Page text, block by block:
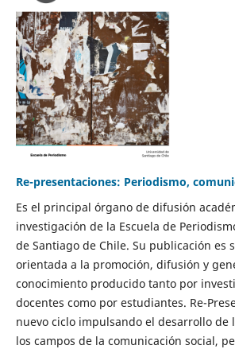
Re-presentaciones: Periodismo,
Es el principal órgano de difusión
investigación de la Escuela de
de Santiago de Chile. Su publicación es
orientada a la promoción, difusión y
conocimiento producido tanto por
docentes como por estudiantes. Re-
nuevo ciclo impulsando el desarrollo de
los campos de la comunicación social,